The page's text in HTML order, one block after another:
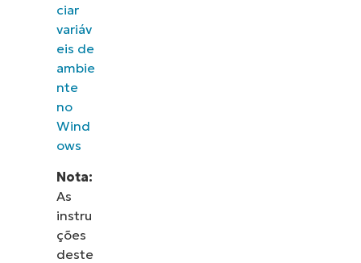
ciar
variáv
eis de
ambie
nte
no
Wind
ows
Nota:
As
instru
ções
deste